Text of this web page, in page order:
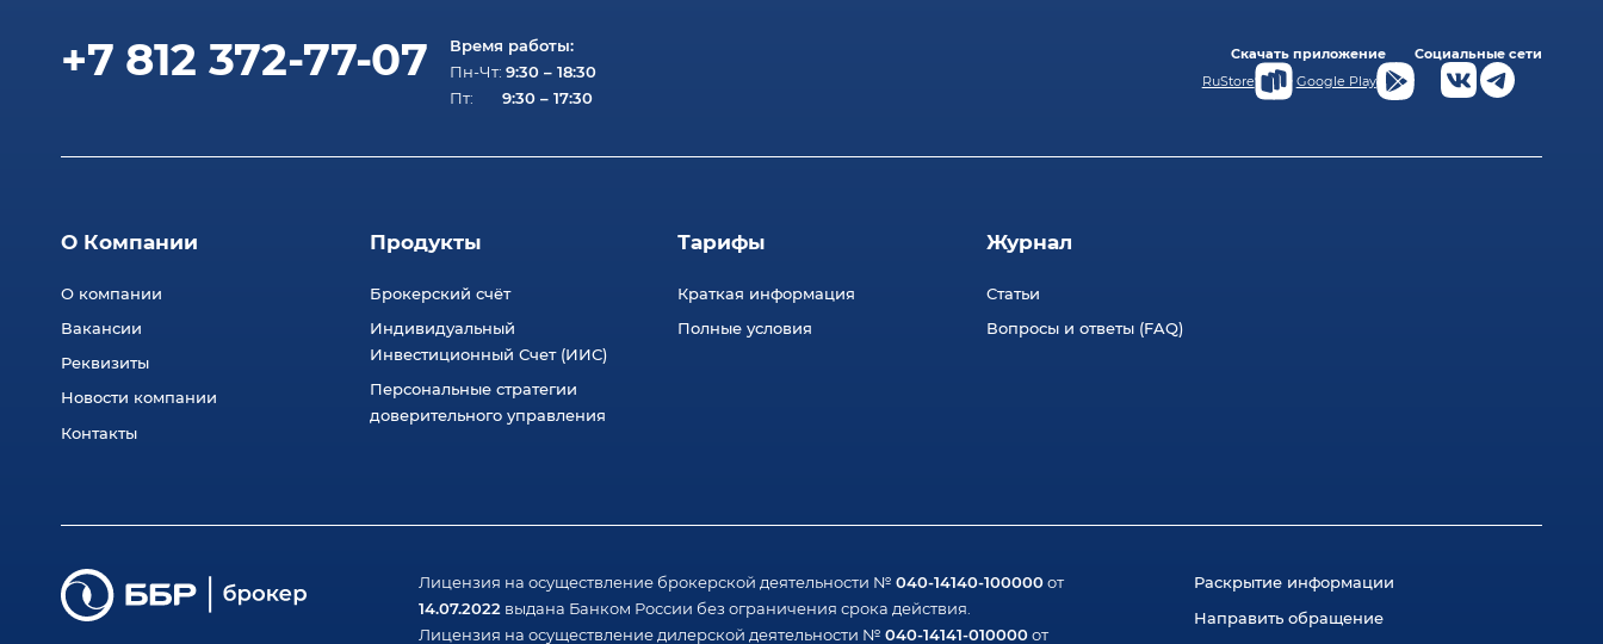
+7 812 372-77-07 Время работы:
Пн-Чт:9:30 – 18:30
Пт: 9:30 – 17:30
Скачать приложение
RuStore Google Play
Социальные сети
О Компании
О компании
Вакансии
Реквизиты
Новости компании
Контакты
Продукты
Брокерский счёт
Индивидуальный
Инвестиционный Счет (ИИС)
Персональные стратегии
доверительного управления
Тарифы
Краткая информация
Полные условия
Журнал
Статьи
Вопросы и ответы (FAQ)
Лицензия на осуществление брокерской деятельности № 040-14140-100000от
14.07.2022выдана Банком России без ограничения срока действия.
Лицензия на осуществление дилерской деятельности № 040-14141-010000от
Раскрытие информации
Направить обращение